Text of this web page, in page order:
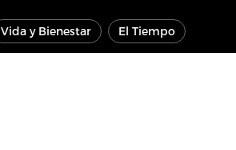
Vida y Bienestar El Tiempo